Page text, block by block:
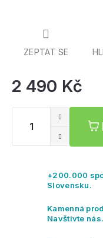
2 490 Kč
Barevně je však
ZEPTAT SE
+200.000
Slovensku.
Kamenná
Navštivte nás.